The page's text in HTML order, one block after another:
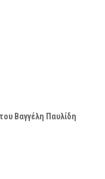
Βαγγέλη Παυλίδη